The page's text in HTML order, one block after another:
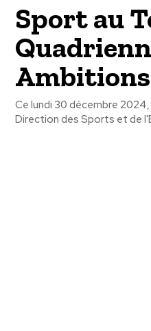
Sport au
Ce lundi 30 décembre
Direction des Sports et de